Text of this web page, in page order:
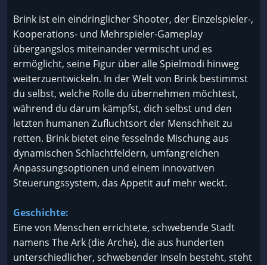
Brink ist ein eindringlicher Shooter, der Einzelspieler-,
Kooperations- und Mehrspieler-Gameplay
übergangslos miteinander vermischt und es
ermöglicht, seine Figur über alle Spielmodi hinweg
weiterzuentwickeln. In der Welt von Brink bestimmst
du selbst, welche Rolle du übernehmen möchtest,
während du darum kämpfst, dich selbst und den
letzten humanen Zufluchtsort der Menschheit zu
retten. Brink bietet eine fesselnde Mischung aus
dynamischen Schlachtfeldern, umfangreichen
Anpassungsoptionen und einem innovativen
Steuerungssystem, das Appetit auf mehr weckt.
Geschichte:
Eine von Menschen errichtete, schwebende Stadt
namens The Ark (die Arche), die aus hunderten
unterschiedlicher, schwebender Inseln besteht, steht